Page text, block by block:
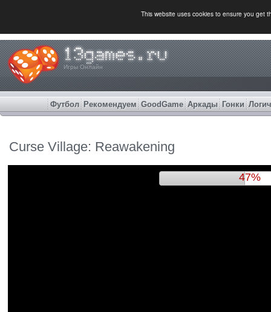
This website uses cookies to ensure you get
Игры Онлайн
Футбол Рекомендуем GoodGame Аркады Гонки
Curse Village: Reawakening
51%